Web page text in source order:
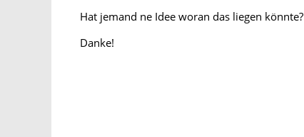
Hat jemand ne Idee woran das liegen könnte?
Danke!